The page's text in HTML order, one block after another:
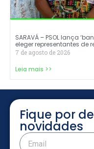
SARAVÁ – PSOL lança
eleger representantes de
7 de agosto de 2026
Leia mais >>
Fique por
novidades